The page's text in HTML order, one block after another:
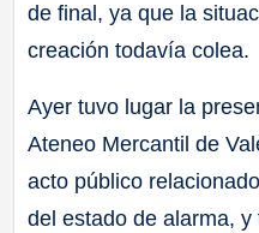
de final, ya que la
creación todavía colea.
Ayer tuvo lugar la
Ateneo Mercantil de
acto público
del estado de alarma,